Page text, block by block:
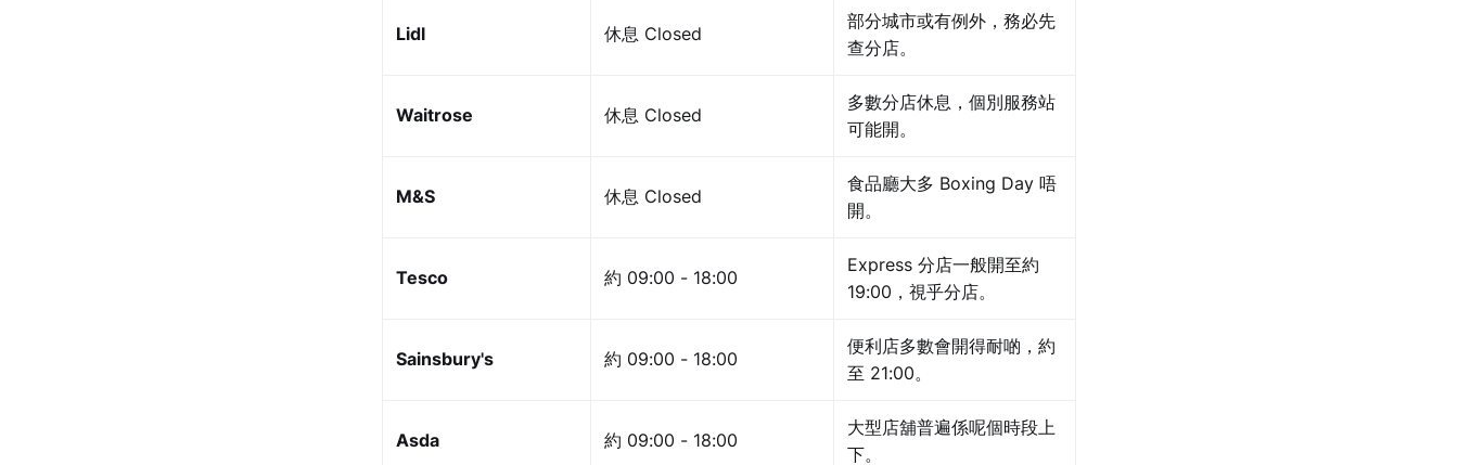
Lidl 休息 Closed
部分城市或有例外，務必先
查分店。
Waitrose 休息 Closed
多數分店休息，個別服務站
可能開。
M&S 休息 Closed
食品廳大多 Boxing Day 唔
開。
Tesco 約 09:00 - 18:00
Express 分店一般開至約
19:00，視乎分店。
Sainsbury's 約 09:00 - 18:00
便利店多數會開得耐啲，約
至 21:00。
Asda 約 09:00 - 18:00
大型店舖普遍係呢個時段上
下。